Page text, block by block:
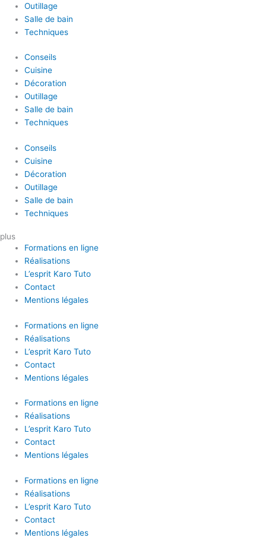
Outillage
Salle de bain
Techniques
Conseils
Cuisine
Décoration
Outillage
Salle de bain
Techniques
Conseils
Cuisine
Décoration
Outillage
Salle de bain
Techniques
plus
Formations en ligne
Réalisations
L’esprit Karo Tuto
Contact
Mentions légales
Formations en ligne
Réalisations
L’esprit Karo Tuto
Contact
Mentions légales
Formations en ligne
Réalisations
L’esprit Karo Tuto
Contact
Mentions légales
Formations en ligne
Réalisations
L’esprit Karo Tuto
Contact
Mentions légales